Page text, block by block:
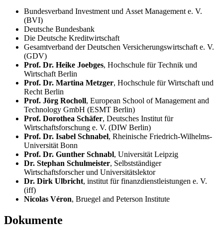
Bundesverband Investment und Asset Management e. V.
(BVI)
Deutsche Bundesbank
Die Deutsche Kreditwirtschaft
Gesamtverband der Deutschen Versicherungswirtschaft e. V.
(GDV)
Prof. Dr. Heike Joebges, Hochschule für Technik und
Wirtschaft Berlin
Prof. Dr. Martina Metzger, Hochschule für Wirtschaft und
Recht Berlin
Prof. Jörg Rocholl, European School of Management and
Technology GmbH (ESMT Berlin)
Prof. Dorothea Schäfer, Deutsches Institut für
Wirtschaftsforschung e. V. (DIW Berlin)
Prof. Dr. Isabel Schnabel, Rheinische Friedrich-Wilhelms-
Universität Bonn
Prof. Dr. Gunther Schnabl, Universität Leipzig
Dr. Stephan Schulmeister, Selbstständiger
Wirtschaftsforscher und Universitätslektor
Dr. Dirk Ulbricht, institut für finanzdienstleistungen e. V.
(iff)
Nicolas Véron, Bruegel and Peterson Institute
Dokumente